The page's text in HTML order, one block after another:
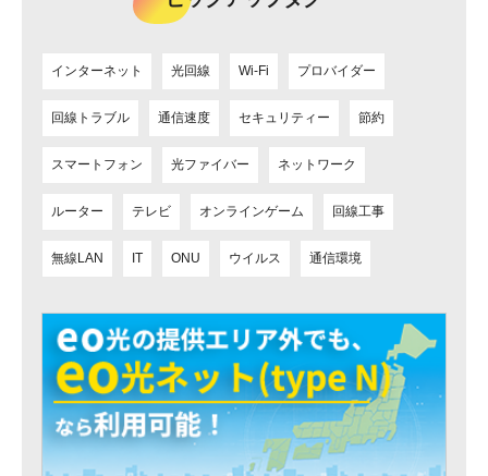
インターネット 光回線 Wi-Fi プロバイダー
回線トラブル 通信速度 セキュリティー 節約
スマートフォン 光ファイバー ネットワーク
ルーター テレビ オンラインゲーム 回線工事
無線LAN IT ONU ウイルス 通信環境